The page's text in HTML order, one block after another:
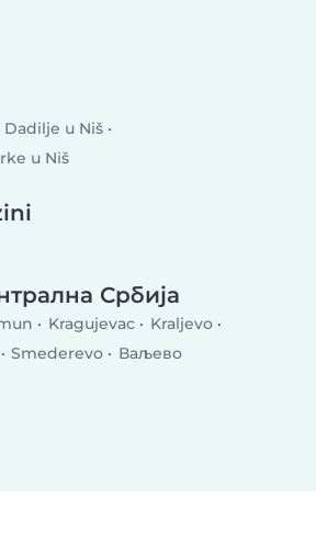
Dadilje u Niš
u Niš
Србија
Kragujevac
Kraljevo
Smederevo Ваљево